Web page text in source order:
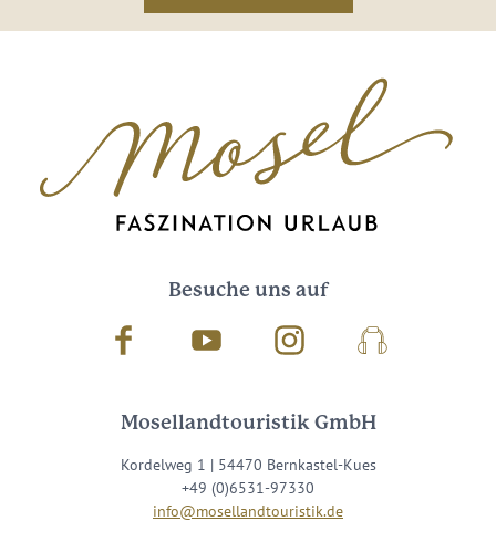
Besuche uns auf
Facebook Youtube InstagramPodcast
Mosellandtouristik GmbH
Kordelweg 1 | 54470 Bernkastel-Kues
+49 (0)6531-97330
info@mosellandtouristik.de